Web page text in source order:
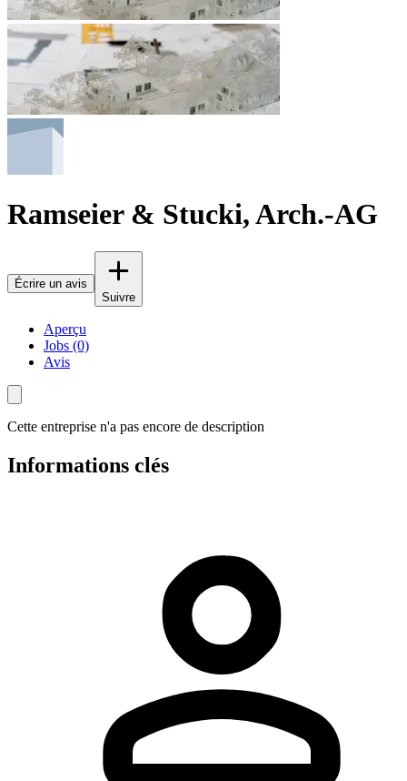
Ramseier & Stucki, Arch.-AG
Écrire un avis
Suivre
Aperçu
Jobs (0)
Avis
Cette entreprise n'a pas encore de description
Informations clés